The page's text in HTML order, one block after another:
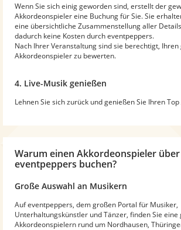
Wenn Sie sich einig geworden sind, erstellt der
Akkordeonspieler eine Buchung für Sie. Sie
eine übersichtliche Zusammenstellung aller
dadurch keine Kosten durch eventpeppers.
Nach Ihrer Veranstaltung sind sie berechtigt, Ihren
Akkordeonspieler zu bewerten.
4. Live-Musik genießen
Lehnen Sie sich zurück und genießen Sie Ihren
Warum einen Akkordeonspieler über
eventpeppers buchen?
Große Auswahl an Musikern
Auf eventpeppers, dem großen Portal für Musiker,
Unterhaltungskünstler und Tänzer, finden Sie eine
Akkordeonspielern rund um Nordhausen,